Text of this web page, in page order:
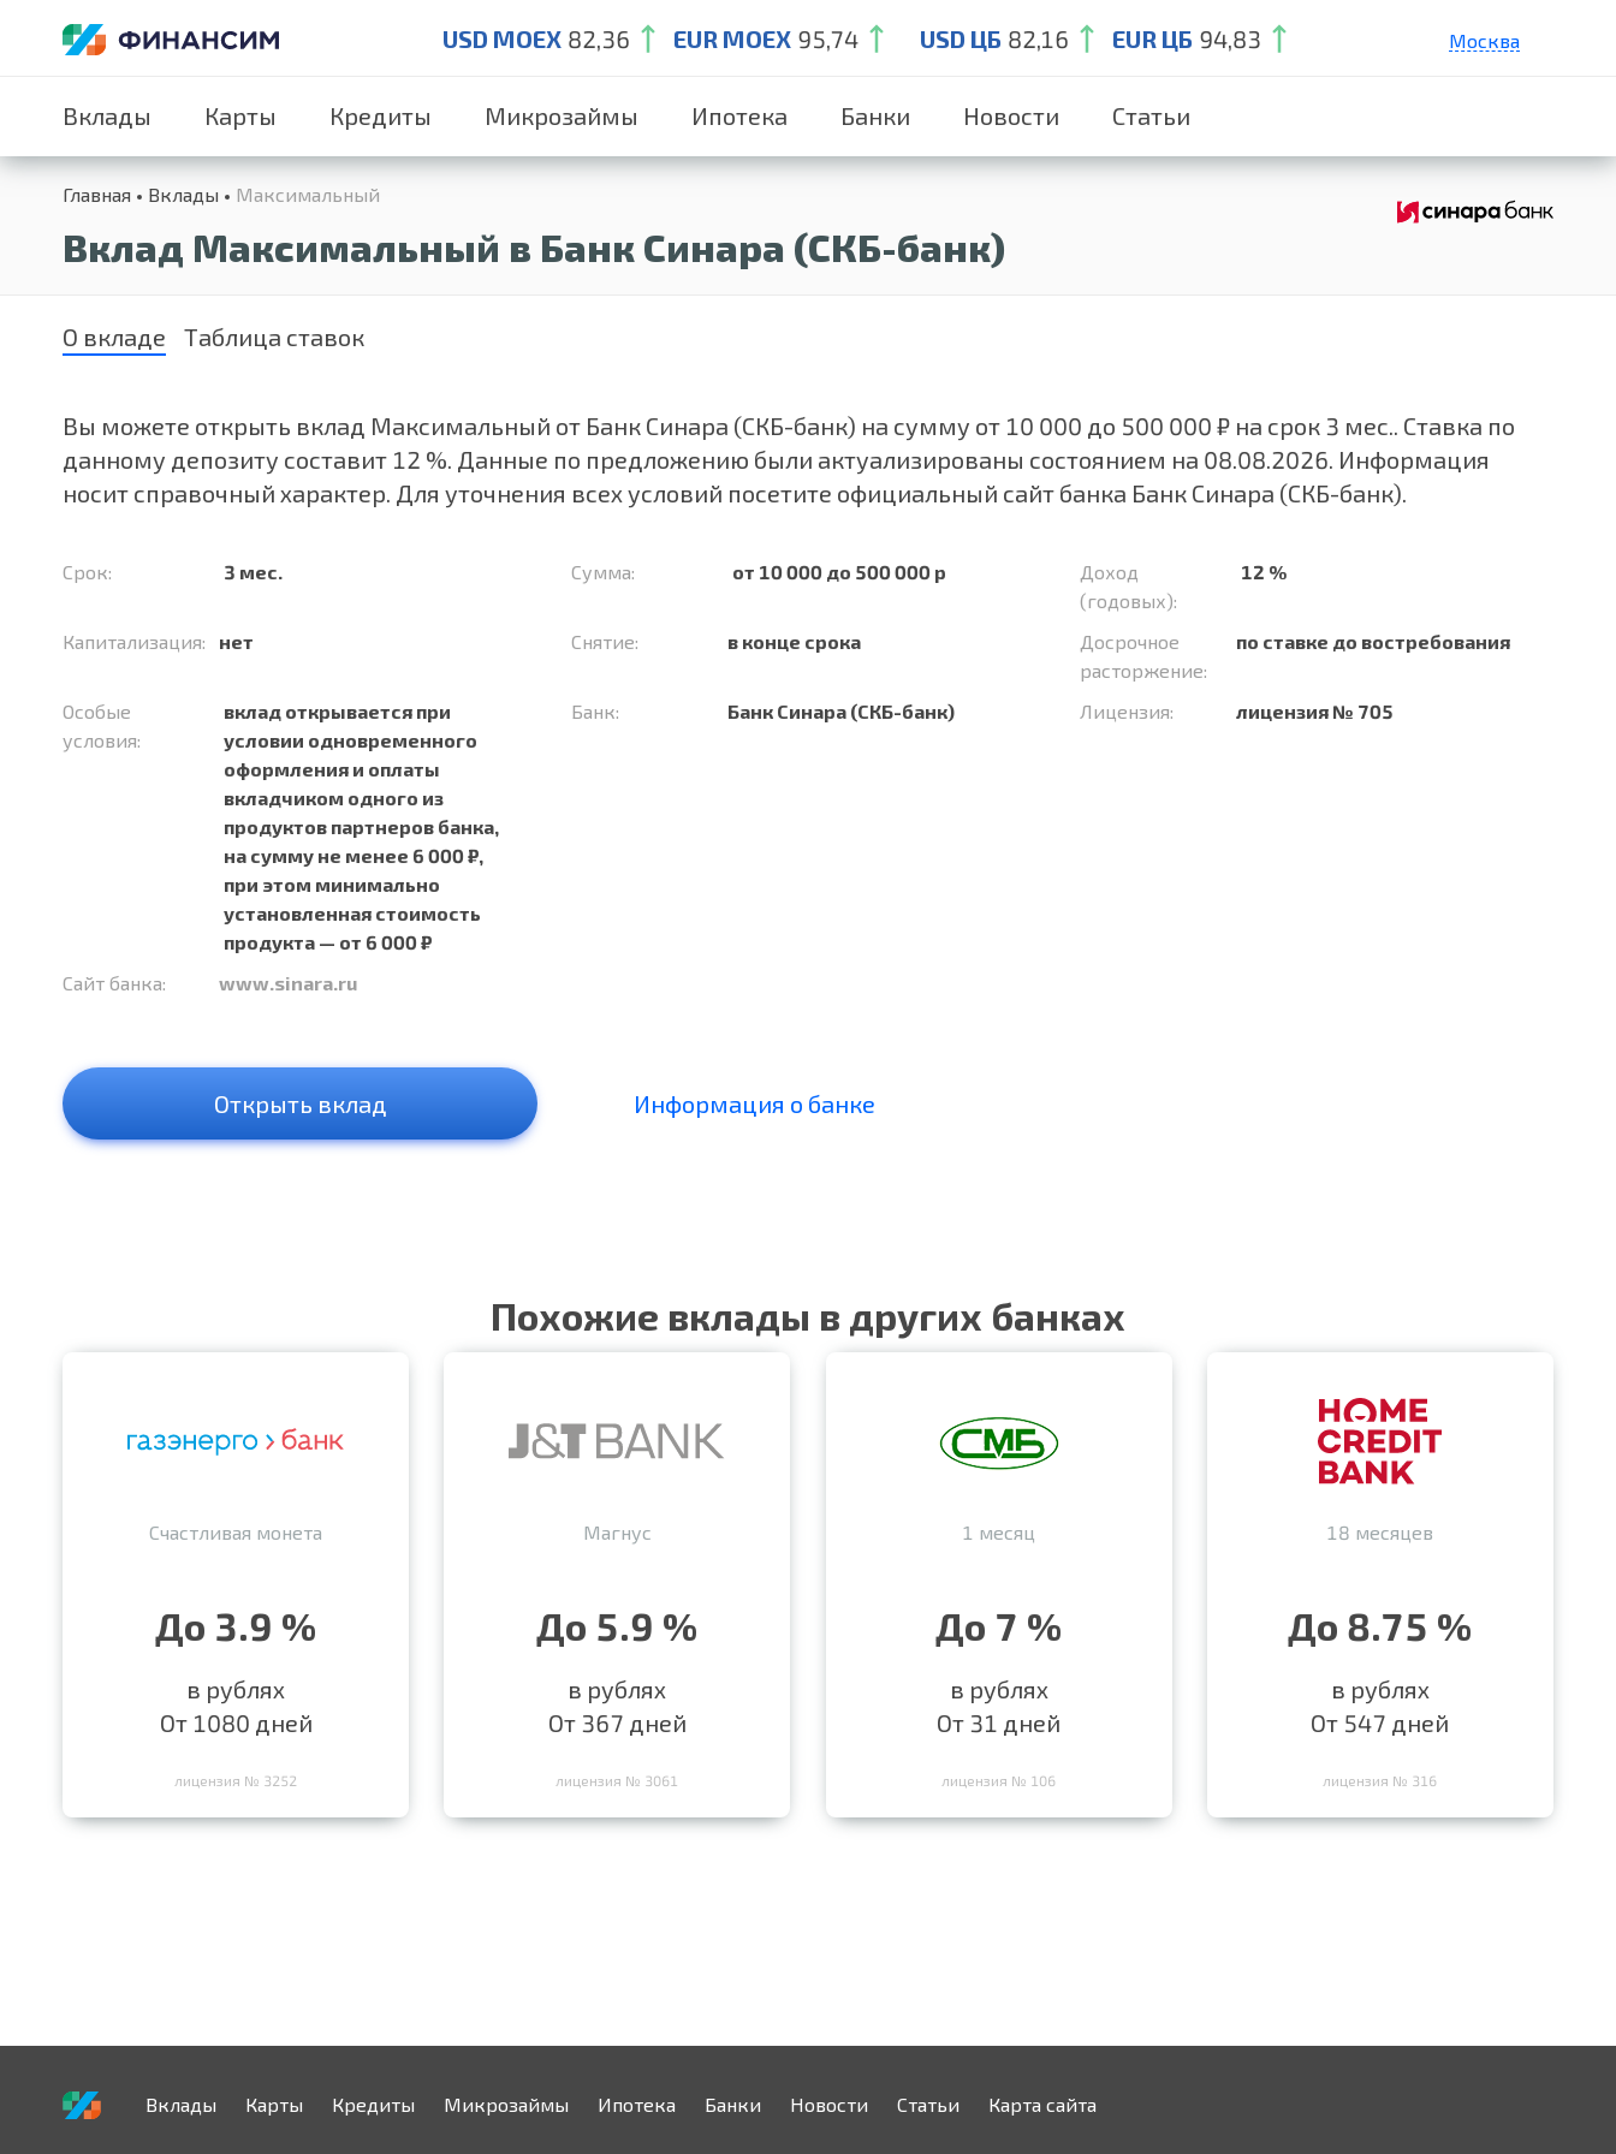
USD MOEX 82,36 EUR MOEX 95,74 USD ЦБ 82,16 EUR ЦБ 94,83 Москва
Краснодар
Нижний Новгород
Вклады Карты Кредиты Микрозаймы Ипотека Банки Новости Статьи
Главная Вклады Максимальный
Вклад Максимальный в Банк Синара (СКБ-банк)
О вкладе Таблица ставок
Вы можете открыть вклад Максимальный от Банк Синара (СКБ-банк) на сумму от 10 000 до 500 000 ₽ на срок 3 мес.. Ставка по
данному депозиту составит 12 %. Данные по предложению были актуализированы состоянием на 08.08.2026. Информация
носит справочный характер. Для уточнения всех условий посетите официальный сайт банка Банк Синара (СКБ-банк).
Срок: 3 мес. Сумма: от 10 000 до 500 000 р
Доход
(годовых):
12 %
Капитализация: нет Снятие: в конце срока
Досрочное
расторжение:
по ставке до востребования
Особые
условия:
вклад открывается при
условии одновременного
оформления и оплаты
вкладчиком одного из
продуктов партнеров банка,
на сумму не менее 6 000 ₽,
при этом минимально
установленная стоимость
продукта — от 6 000 ₽
Банк: Банк Синара (СКБ-банк) Лицензия: лицензия № 705
Сайт банка: www.sinara.ru
Открыть вклад Информация о банке
Похожие вклады в других банках
Счастливая монета
До 3.9 %
в рублях
От 1080 дней
лицензия № 3252
Магнус
До 5.9 %
в рублях
От 367 дней
лицензия № 3061
1 месяц
До 7 %
в рублях
От 31 дней
лицензия № 106
18 месяцев
До 8.75 %
в рублях
От 547 дней
лицензия № 316
Вклады Карты Кредиты Микрозаймы Ипотека Банки Новости Статьи Карта сайта